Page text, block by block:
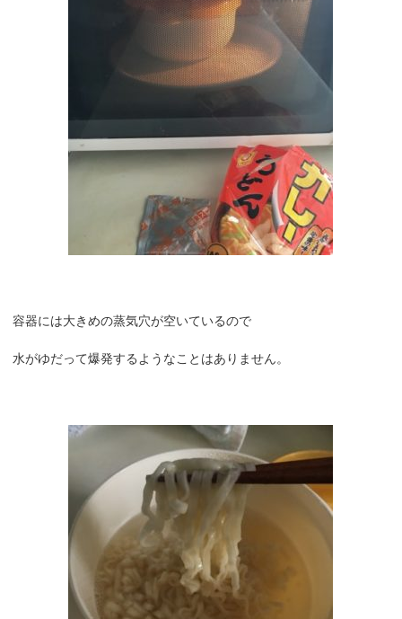
容器には大きめの蒸気穴が空いているので
水がゆだって爆発するようなことはありません。